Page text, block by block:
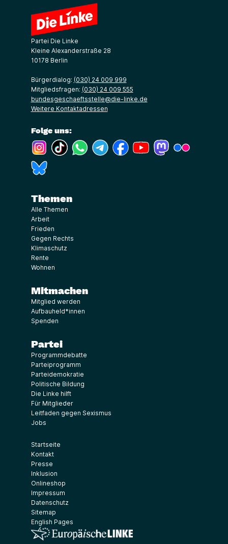
Partei Die Linke
Kleine Alexanderstraße 28
10178 Berlin
Bürgerdialog: (030) 24 009 999
Mitgliedsfragen: (030) 24 009 555
bundesgeschaeftsstelle@die-linke.de
Weitere Kontaktadressen
Folge uns:
(Link öffnet ein neues Fenster)
(Link öffnet ein neues Fenster)
(Link öffnet ein neues Fenster)
(Link öffnet ein neues Fenster)
(Link öffnet ein neues Fenster)
(Link öffnet ein neues
(Link öffnet ein
Themen
Alle Themen
Arbeit
Frieden
Gegen Rechts
Klimaschutz
Rente
Wohnen
Mitmachen
Mitglied werden
Aufbauheld*innen
Spenden
Partei
Programmdebatte
Parteiprogramm
Parteidemokratie
Politische Bildung
Die Linke hilft
Für Mitglieder
Leitfaden gegen Sexismus
Jobs
Startseite
Kontakt
Presse
Inklusion
Onlineshop
Impressum
Datenschutz
Sitemap
English Pages
(Link öffnet ein neues Fenster)